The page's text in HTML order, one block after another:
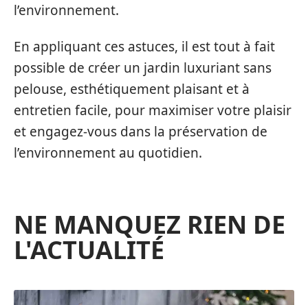
l’environnement.
En appliquant ces astuces, il est tout à fait
possible de créer un jardin luxuriant sans
pelouse, esthétiquement plaisant et à
entretien facile, pour maximiser votre plaisir
et engagez-vous dans la préservation de
l’environnement au quotidien.
NE MANQUEZ RIEN DE
L'ACTUALITÉ